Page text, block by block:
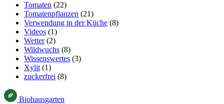
Tomaten (22)
Tomatenpflanzen (21)
Verwendung in der Küche (8)
Videos (1)
Wetter(2)
Wildwuchs (8)
Wissenswertes (3)
Xylit (1)
zuckerfrei (8)
Biohausgarten